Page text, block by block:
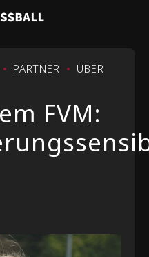
PARTNER
ÜBER
FVM: